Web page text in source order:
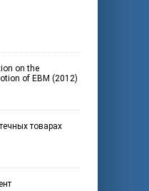
on the
of EBM (2012)
товарах